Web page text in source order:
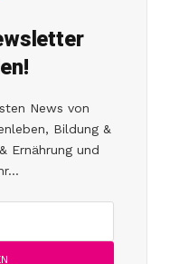
News von
Bildung &
Ernährung und